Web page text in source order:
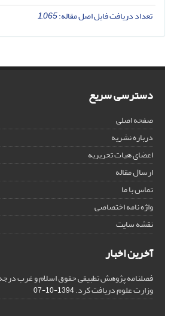
تعداد دریافت فایل اصل مقاله:1,065
دسترسی سریع
صفحه اصلی
درباره نشریه
اعضای هیات تحریریه
ارسال مقاله
تماس با ما
واژه نامه اختصاصی
نقشه سایت
آخرین اخبار
فصلنامه پژوهش تطبیقی حقوق اسلام و غرب
وزارت علوم دریافت کرد.1394-10-07